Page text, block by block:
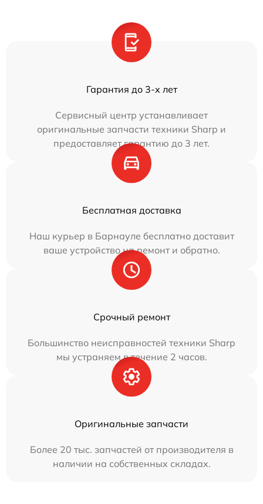
Гарантия до 3-х лет
Сервисный центр устанавливает
оригинальные запчасти техники Sharp и
предоставляет гарантию до 3 лет.
Бесплатная доставка
Наш курьер в Барнауле бесплатно доставит
ваше устройство на ремонт и обратно.
Срочный ремонт
Большинство неисправностей техники Sharp
мы устраняем в течение 2 часов.
Оригинальные запчасти
Более 20 тыс. запчастей от производителя в
наличии на собственных складах.